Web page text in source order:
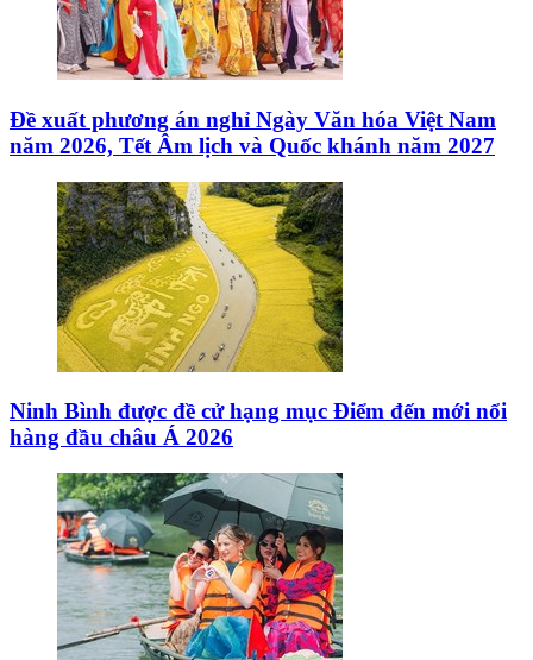
Đề xuất phương án nghỉ Ngày Văn hóa Việt Nam
năm 2026, Tết Âm lịch và Quốc khánh năm 2027
Ninh Bình được đề cử hạng mục Điểm đến mới nổi
hàng đầu châu Á 2026